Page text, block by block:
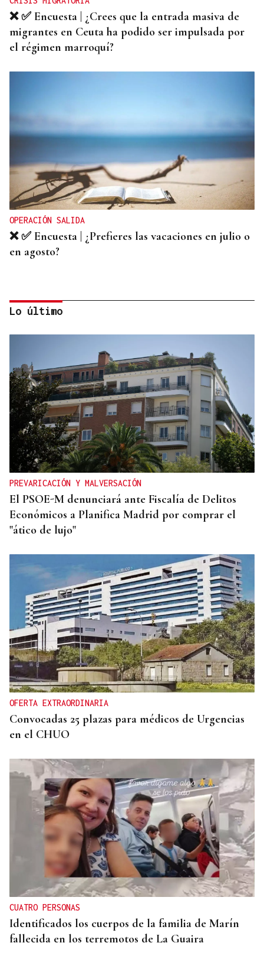
❌ ✅ Encuesta | ¿Crees que la entrada masiva de
migrantes en Ceuta ha podido ser impulsada por
el régimen marroquí?
OPERACIÓN SALIDA
❌ ✅ Encuesta | ¿Prefieres las vacaciones en julio o
en agosto?
PROGRAMACIÓN CULTURAL
❌ ✅ Encuesta | ¿Crees que hay suficientes
actividades culturales en la ciudad de Ourense
este verano?
Lo último
PREVARICACIÓN Y MALVERSACIÓN
El PSOE-M denunciará ante Fiscalía de Delitos
Económicos a Planifica Madrid por comprar el
"ático de lujo"
OFERTA EXTRAORDINARIA
Convocadas 25 plazas para médicos de Urgencias
en el CHUO
CUATRO PERSONAS
Identificados los cuerpos de la familia de Marín
fallecida en los terremotos de La Guaira